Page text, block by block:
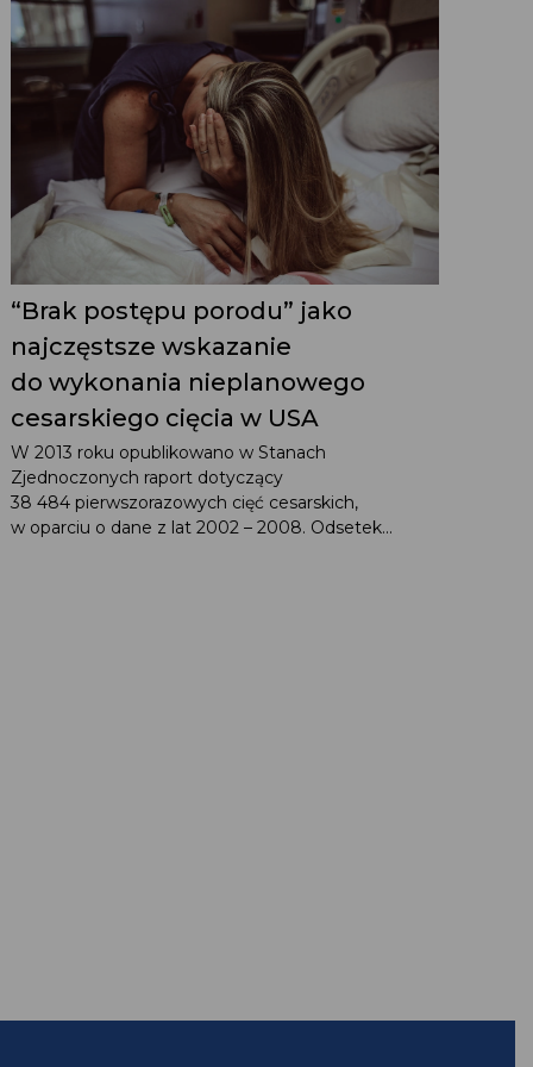
“Brak postępu porodu” jako
najczęstsze wskazanie
do wykonania nieplanowego
cesarskiego cięcia w USA
W 2013 roku opublikowano w Stanach
Zjednoczonych raport dotyczący
38 484 pierwszorazowych cięć cesarskich,
w oparciu o dane z lat 2002 – 2008. Odsetek...